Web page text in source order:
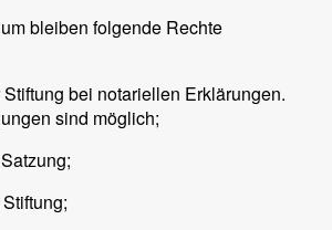
bleiben folgende Rechte
bei notariellen Erklärungen.
sind möglich;